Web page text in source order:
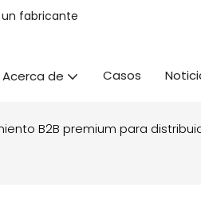
fabricante
Acerca de Casos
B2B premium para